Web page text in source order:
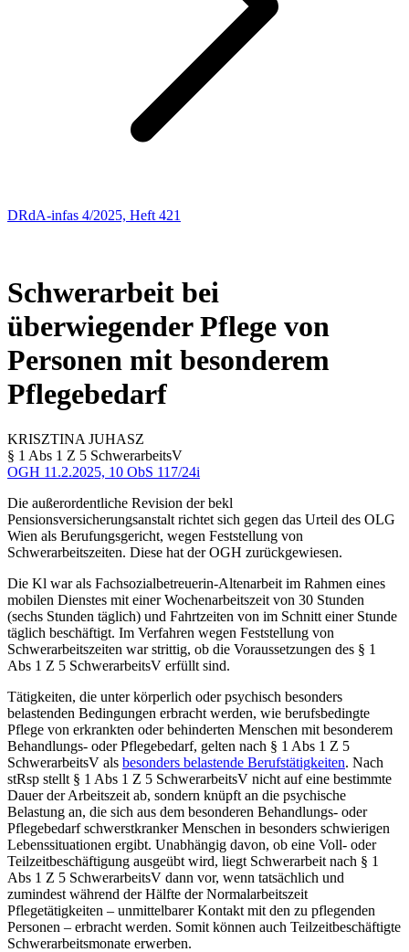
DRdA-infas 4/2025, Heft 421
Schwerarbeit bei
überwiegender Pflege von
Personen mit besonderem
Pflegebedarf
KRISZTINA JUHASZ
§ 1 Abs 1 Z 5 SchwerarbeitsV
OGH 11.2.2025, 10 ObS 117/24i
Die außerordentliche Revision der bekl
Pensionsversicherungsanstalt richtet sich gegen das Urteil des OLG
Wien als Berufungsgericht, wegen Feststellung von
Schwerarbeitszeiten. Diese hat der OGH zurückgewiesen.
Die Kl war als Fachsozialbetreuerin-Altenarbeit im Rahmen eines
mobilen Dienstes mit einer Wochenarbeitszeit von 30 Stunden
(sechs Stunden täglich) und Fahrtzeiten von im Schnitt einer Stunde
täglich beschäftigt. Im Verfahren wegen Feststellung von
Schwerarbeitszeiten war strittig, ob die Voraussetzungen des § 1
Abs 1 Z 5 SchwerarbeitsV erfüllt sind.
Tätigkeiten, die unter körperlich oder psychisch besonders
belastenden Bedingungen erbracht werden, wie berufsbedingte
Pflege von erkrankten oder behinderten Menschen mit besonderem
Behandlungs- oder Pflegebedarf, gelten nach § 1 Abs 1 Z 5
SchwerarbeitsV als besonders belastende Berufstätigkeiten. Nach
stRsp stellt § 1 Abs 1 Z 5 SchwerarbeitsV nicht auf eine bestimmte
Dauer der Arbeitszeit ab, sondern knüpft an die psychische
Belastung an, die sich aus dem besonderen Behandlungs- oder
Pflegebedarf schwerstkranker Menschen in besonders schwierigen
Lebenssituationen ergibt. Unabhängig davon, ob eine Voll- oder
Teilzeitbeschäftigung ausgeübt wird, liegt Schwerarbeit nach § 1
Abs 1 Z 5 SchwerarbeitsV dann vor, wenn tatsächlich und
zumindest während der Hälfte der Normalarbeitszeit
Pflegetätigkeiten – unmittelbarer Kontakt mit den zu pflegenden
Personen – erbracht werden. Somit können auch Teilzeitbeschäftigte
Schwerarbeitsmonate erwerben.